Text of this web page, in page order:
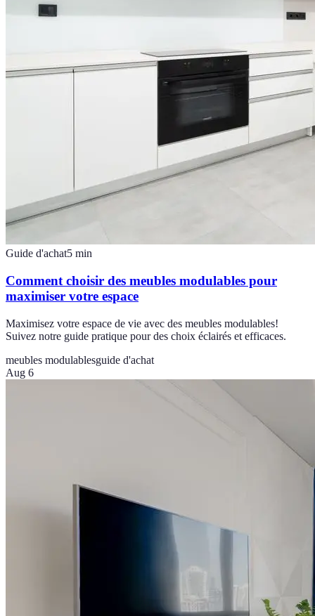
Guide d'achat5 min
Comment choisir des meubles modulables pour
maximiser votre espace
Maximisez votre espace de vie avec des meubles modulables!
Suivez notre guide pratique pour des choix éclairés et efficaces.
meubles modulablesguide d'achat
Aug 6